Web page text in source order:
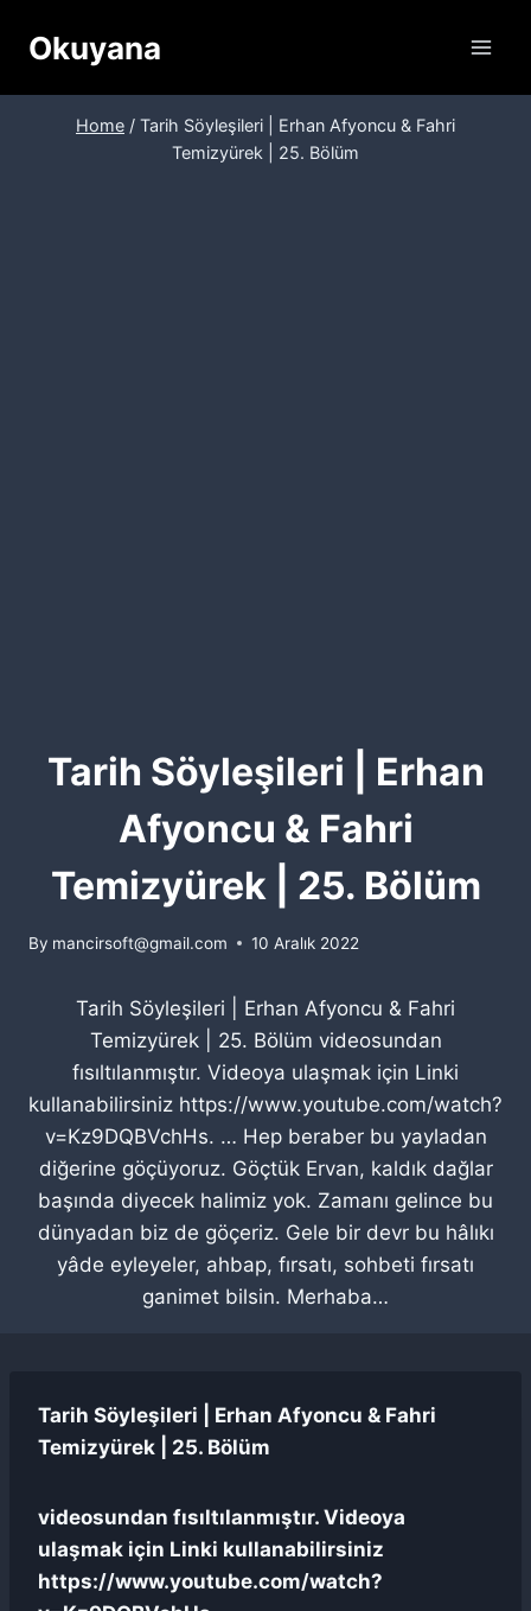
Okuyana
Home / Tarih Söyleşileri | Erhan Afyoncu & Fahri
Temizyürek | 25. Bölüm
Tarih Söyleşileri | Erhan
Afyoncu & Fahri
Temizyürek | 25. Bölüm
By mancirsoft@gmail.com 10 Aralık 2022
Tarih Söyleşileri | Erhan Afyoncu & Fahri
Temizyürek | 25. Bölüm videosundan
fısıltılanmıştır. Videoya ulaşmak için Linki
kullanabilirsiniz https://www.youtube.com/watch?
v=Kz9DQBVchHs. … Hep beraber bu yayladan
diğerine göçüyoruz. Göçtük Ervan, kaldık dağlar
başında diyecek halimiz yok. Zamanı gelince bu
dünyadan biz de göçeriz. Gele bir devr bu hâlıkı
yâde eyleyeler, ahbap, fırsatı, sohbeti fırsatı
ganimet bilsin. Merhaba…
Tarih Söyleşileri | Erhan Afyoncu & Fahri
Temizyürek | 25. Bölüm
videosundan fısıltılanmıştır. Videoya
ulaşmak için Linki kullanabilirsiniz
https://www.youtube.com/watch?